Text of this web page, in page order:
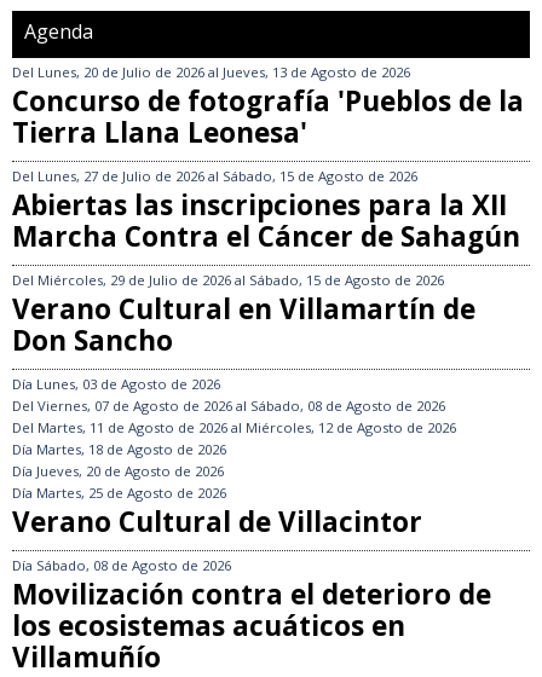
Agenda
Del Lunes, 20 de Julio de 2026 al Jueves, 13 de Agosto de 2026
Concurso de fotografía 'Pueblos de la
Tierra Llana Leonesa'
Del Lunes, 27 de Julio de 2026 al Sábado, 15 de Agosto de 2026
Abiertas las inscripciones para la XII
Marcha Contra el Cáncer de Sahagún
Del Miércoles, 29 de Julio de 2026 al Sábado, 15 de Agosto de 2026
Verano Cultural en Villamartín de
Don Sancho
Día Lunes, 03 de Agosto de 2026
Del Viernes, 07 de Agosto de 2026 al Sábado, 08 de Agosto de 2026
Del Martes, 11 de Agosto de 2026 al Miércoles, 12 de Agosto de 2026
Día Martes, 18 de Agosto de 2026
Día Jueves, 20 de Agosto de 2026
Día Martes, 25 de Agosto de 2026
Verano Cultural de Villacintor
Día Sábado, 08 de Agosto de 2026
Movilización contra el deterioro de
los ecosistemas acuáticos en
Villamuñío